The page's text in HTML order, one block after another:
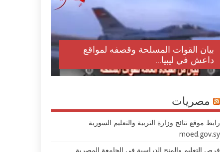
بيان القوات المسلحة وقصفه لمواقع
داعش في ليبيا...
مصريات
رابط موقع نتائج وزارة التربية والتعليم السورية
moed.gov.sy
فرص التعليم والمنح الدراسية في الجامعة المصرية